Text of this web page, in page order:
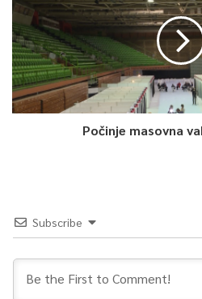
nesmetano snabdijevanje dotoka
Centar ali prije svega, ovo je od
Sarajevo, stavrno sam ponosna i
na ovo što su ovi ljudi napravili”,
načelnik Općine Centar.
Za sutra je najavljena zamjena
Article
Počinje masovna
Subscribe